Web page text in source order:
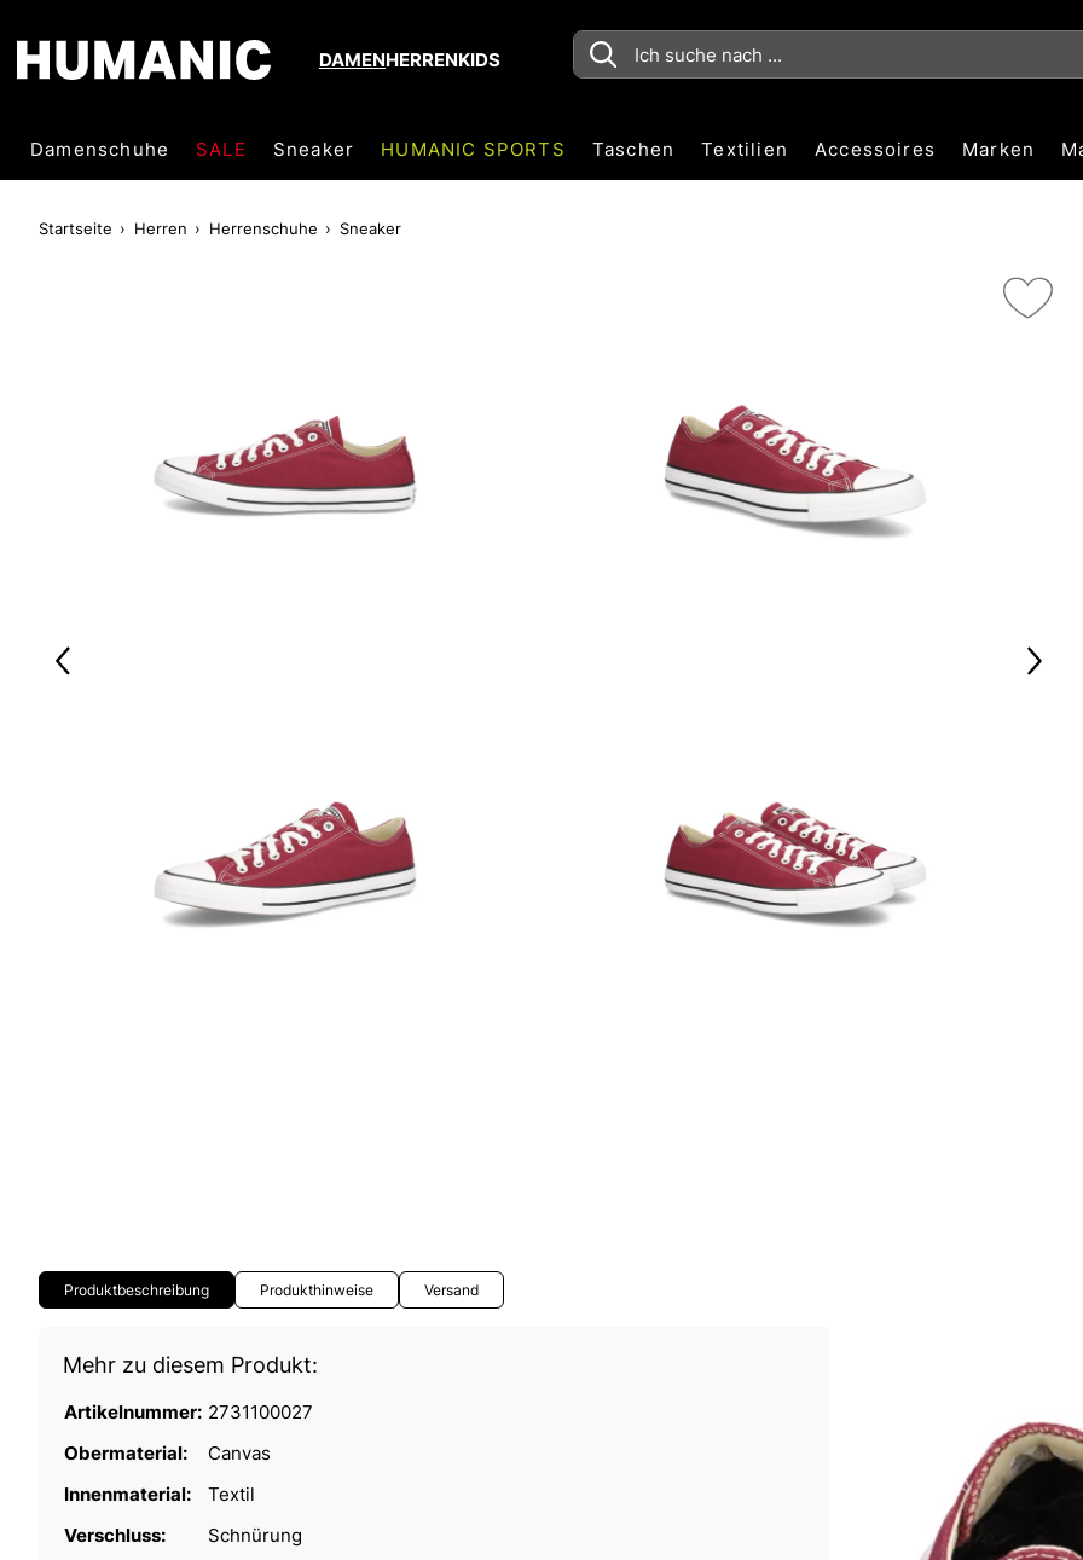
DAMENHERRENKIDS
Damenschuhe SALE Sneaker HUMANIC SPORTS Taschen Textilien Accessoires Marken
Startseite Herren Herrenschuhe Sneaker
Produktbeschreibung Produkthinweise Versand
Mehr zu diesem Produkt:
Artikelnummer: 2731100027
Obermaterial:
Canvas
Innenmaterial:
Textil
Verschluss:
Schnürung